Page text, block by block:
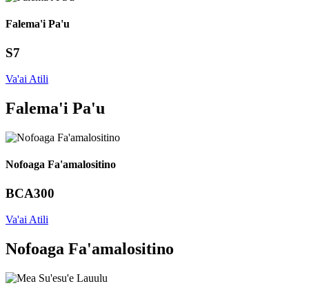
Falema'i Pa'u
S7
Va'ai Atili
Falema'i Pa'u
Nofoaga Fa'amalositino
BCA300
Va'ai Atili
Nofoaga Fa'amalositino